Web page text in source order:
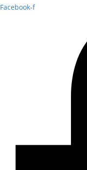
Facebook-f